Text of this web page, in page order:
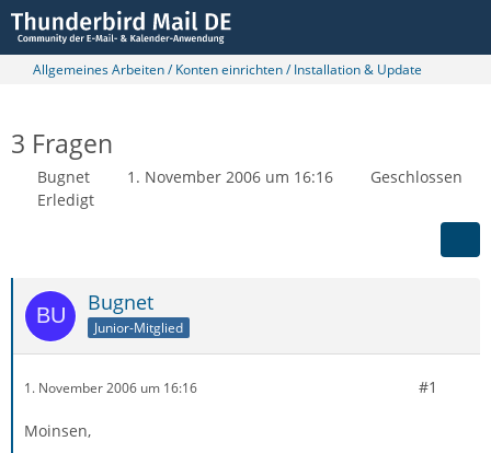
Allgemeines Arbeiten / Konten einrichten / Installation & Update
3 Fragen
Bugnet 1. November 2006 um 16:16
Geschlossen
Erledigt
Bugnet
Junior-Mitglied
1. November 2006 um 16:16 #1
Moinsen,